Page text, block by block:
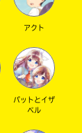
アクト
パットとイザ
ベル